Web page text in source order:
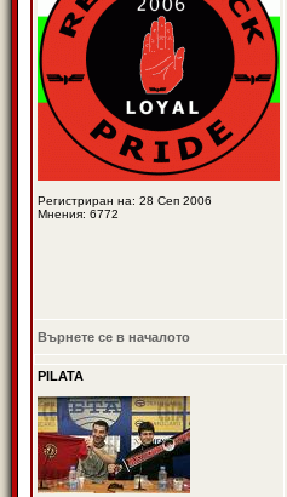
Регистриран на: 28 Сеп 2006
Мнения: 6772
Върнете се в началото
PILATA